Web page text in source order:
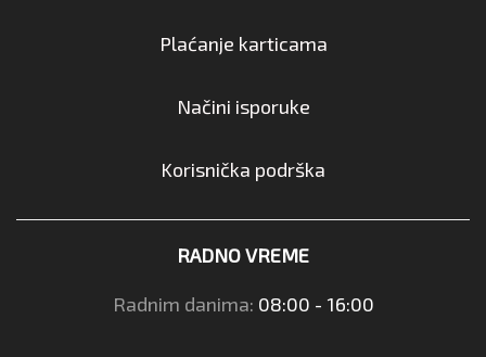
Plaćanje karticama
Načini isporuke
Korisnička podrška
RADNO VREME
Radnim danima: 08:00 - 16:00